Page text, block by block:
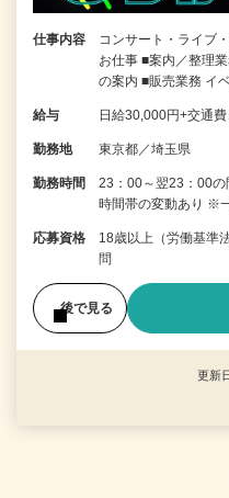
仕事内容
コンサート・ライブ
お仕事 ■案内／整理
の案内 ■販売業務 イ
給与 日給30,000円+交通
勤務地 東京都／埼玉県
勤務時間
23：00～翌23：00の
時間帯の変動あり ※
応募資格
18歳以上（労働基準
問
後で見る
更新